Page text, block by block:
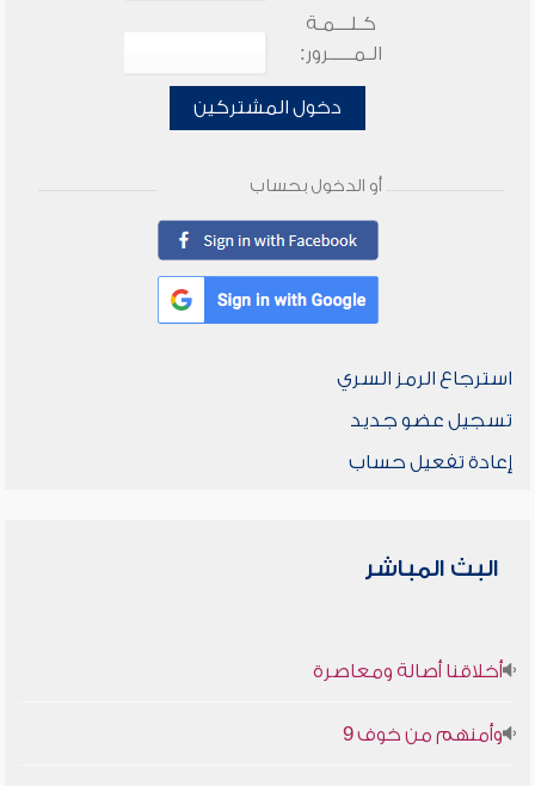
كـلـــمـة
الـمـــــرور:
دخول المشتركين
أو الدخول بحساب
استرجاع الرمز السري
تسجيل عضو جديد
إعادة تفعيل حساب
البث المباشر
أخلاقنا أصالة ومعاصرة
وأمنهم من خوف 9